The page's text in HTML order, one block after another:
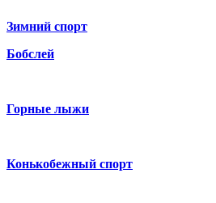
Зимний спорт
Бобслей
Горные лыжи
Конькобежный спорт